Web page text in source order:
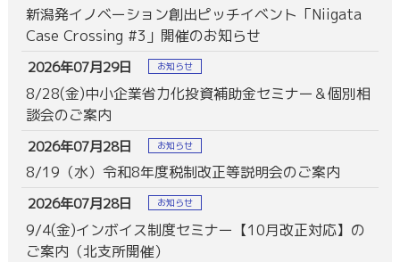
新潟発イノベーション創出ピッチイベント「Niigata
Case Crossing #3」開催のお知らせ
2026年07月29日 お知らせ
8/28(金)中小企業省力化投資補助金セミナー＆個別相
談会のご案内
2026年07月28日 お知らせ
8/19（水）令和8年度税制改正等説明会のご案内
2026年07月28日 お知らせ
9/4(金)インボイス制度セミナー【10月改正対応】の
ご案内（北支所開催）